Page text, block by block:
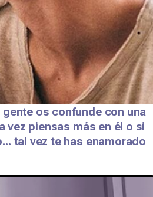
os confunde con una
vez piensas más en él o si
tal vez te has enamorado